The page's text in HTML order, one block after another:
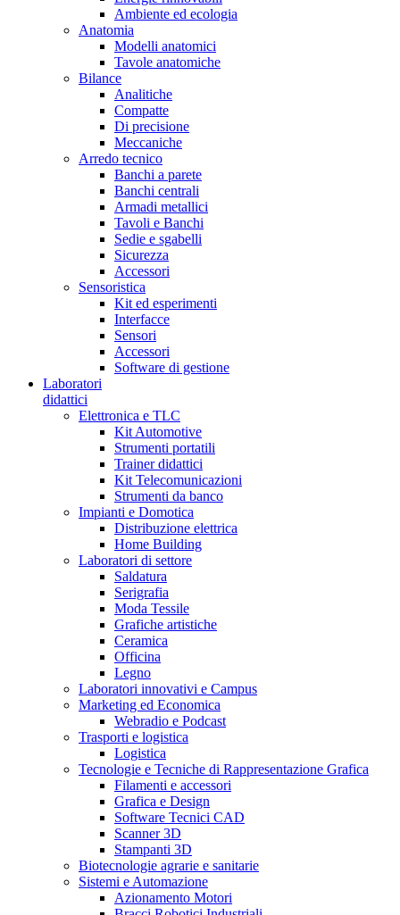
Ambiente ed ecologia
Anatomia
Modelli anatomici
Tavole anatomiche
Bilance
Analitiche
Compatte
Di precisione
Meccaniche
Arredo tecnico
Banchi a parete
Banchi centrali
Armadi metallici
Tavoli e Banchi
Sedie e sgabelli
Sicurezza
Accessori
Sensoristica
Kit ed esperimenti
Interfacce
Sensori
Accessori
Software di gestione
Laboratori
didattici
Elettronica e TLC
Kit Automotive
Strumenti portatili
Trainer didattici
Kit Telecomunicazioni
Strumenti da banco
Impianti e Domotica
Distribuzione elettrica
Home Building
Laboratori di settore
Saldatura
Serigrafia
Moda Tessile
Grafiche artistiche
Ceramica
Officina
Legno
Laboratori innovativi e Campus
Marketing ed Economica
Webradio e Podcast
Trasporti e logistica
Logistica
Tecnologie e Tecniche di Rappresentazione Grafica
Filamenti e accessori
Grafica e Design
Software Tecnici CAD
Scanner 3D
Stampanti 3D
Biotecnologie agrarie e sanitarie
Sistemi e Automazione
Azionamento Motori